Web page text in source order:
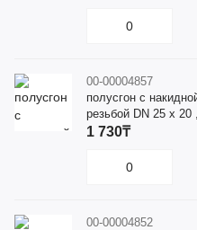
00-00004857
полусгон с
резьбой DN 25 x 20
1 730₸
00-00004852